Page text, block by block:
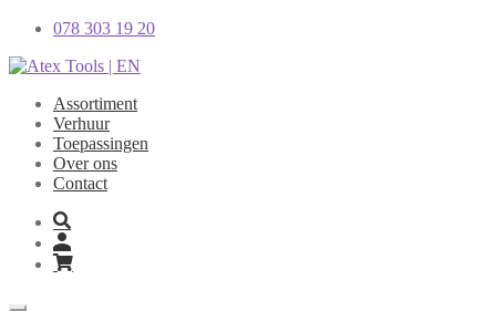
Skip
content
078 303 19 20
Assortiment
Verhuur
Toepassingen
Over ons
Contact